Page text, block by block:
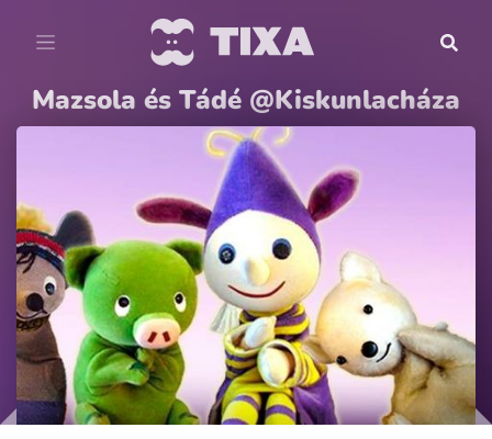
Mazsola és Tádé @Kiskunlacháza